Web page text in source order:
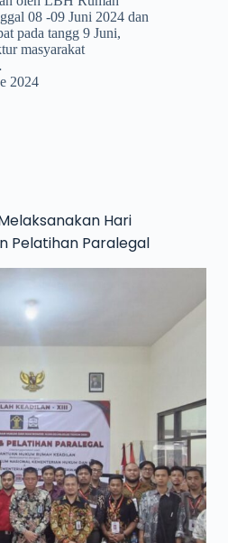
08 -09 Juni 2024 dan
pada tangg 9 Juni,
masyarakat
2024
Hari
Pelatihan Paralegal